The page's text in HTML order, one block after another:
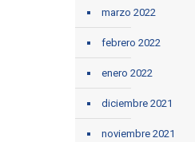
marzo 2022
febrero 2022
enero 2022
diciembre 2021
noviembre 2021